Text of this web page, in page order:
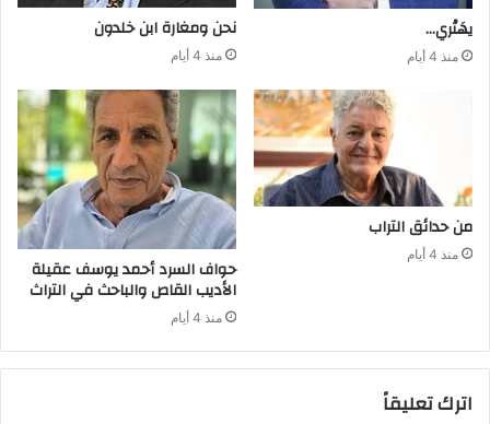
يهَتْري‭…‬
منذ 4 أيام
نحن‭ ‬ومغارة ابن‭ ‬خلدون
منذ 4 أيام
من‭ ‬حدائق‭ ‬التراب
منذ 4 أيام
‬الأديب‭ ‬القاص‭ ‬والباحث‭ ‬في‭ ‬التراث
منذ 4 أيام
اترك تعليقاً